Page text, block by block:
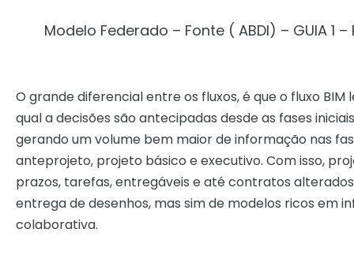
Modelo Federado – Fonte ( ABDI) – GUIA 1
O grande diferencial entre os fluxos, é que o fluxo
qual a decisões são antecipadas desde as fases
gerando um volume bem maior de informação nas
anteprojeto, projeto básico e executivo. Com isso,
prazos, tarefas, entregáveis e até contratos
entrega de desenhos, mas sim de modelos ricos em
colaborativa.